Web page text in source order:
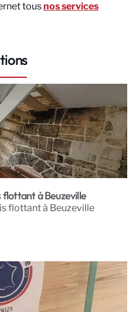
tousnos services
flottant à Beuzeville
flottant à Beuzeville